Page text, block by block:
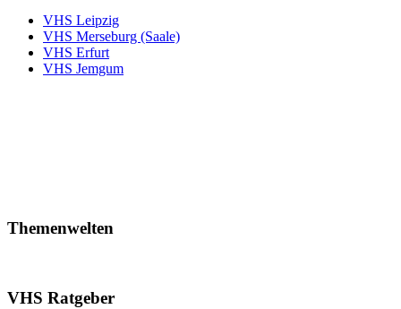
VHS Leipzig
VHS Merseburg (Saale)
VHS Erfurt
VHS Jemgum
Themenwelten
VHS Ratgeber